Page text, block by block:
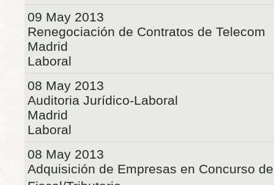
09 May 2013
Renegociación de Contratos de Telecom
Madrid
Laboral
08 May 2013
Auditoria Jurídico-Laboral
Madrid
Laboral
08 May 2013
Adquisición de Empresas en Concurso